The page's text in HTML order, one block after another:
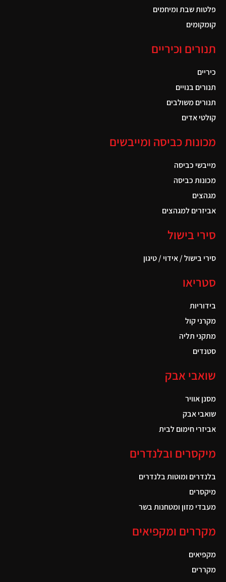
פלטות שבת ומיחמים
קומקומים
תנורים וכיריים
כיריים
תנורים בנויים
תנורים משולבים
קולטי אדים
מכונות כביסה ומייבשים
מייבשי כביסה
מכונות כביסה
מגהצים
אביזרים למגהצים
סירי בישול
סירי בישול / אידוי / טיגון
סטריאו
בידוריות
מקרני קול
מתקני תליה
סטנדים
שואבי אבק
מסנן אוויר
שואבי אבק
אביזרי חימום לבית
מיקסרים ובלנדרים
בלנדרים ומוטות בלנדרים
מיקסרים
מעבדי מזון ומטחנות בשר
מקררים ומקפיאים
מקפיאים
מקררים